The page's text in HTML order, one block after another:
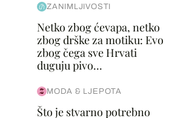
ZANIMLJIVOSTI
Netko zbog ćevapa, netko
zbog drške za motiku: Evo
zbog čega sve Hrvati
duguju pivo...
MODA & LJEPOTA
Što je stvarno potrebno